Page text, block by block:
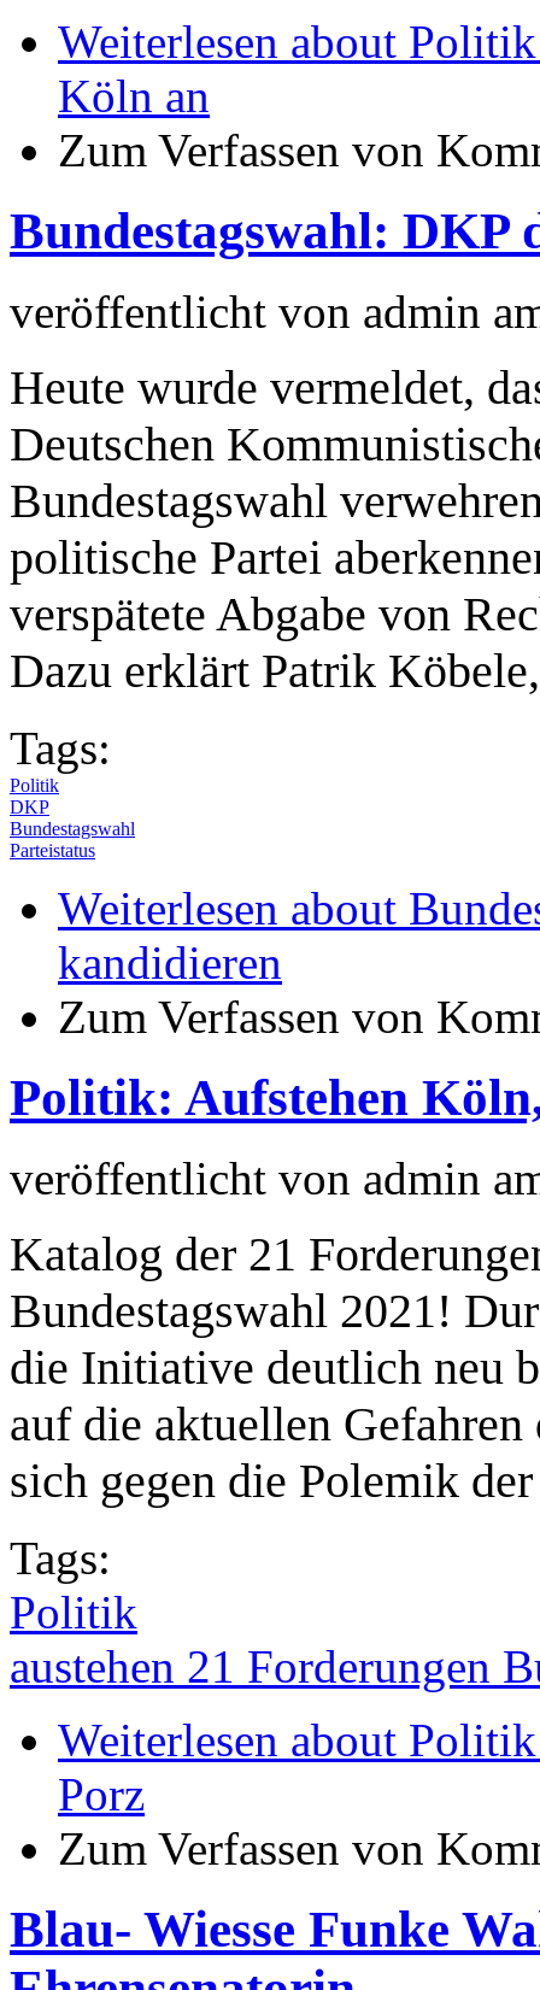
Weiterlesen about
Köln an
Zum Verfassen von
Bundestagswahl:
veröffentlicht von admin
Heute wurde vermeldet,
Deutschen
Bundestagswahl
politische Partei
verspätete Abgabe von
Dazu erklärt Patrik
Tags:
Politik
DKP
Bundestagswahl
Parteistatus
Weiterlesen about
kandidieren
Zum Verfassen von
Politik: Aufstehen
veröffentlicht von admin
Katalog der 21
Bundestagswahl 2021!
die Initiative deutlich neu
auf die aktuellen
sich gegen die Polemik
Tags:
Politik
austehen 21 Forderungen
Weiterlesen about
Porz
Zum Verfassen von
Blau- Wiesse Funke